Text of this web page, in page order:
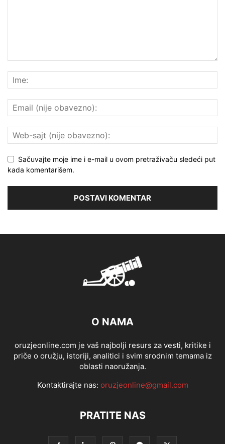
Sačuvajte moje ime i e-mail u ovom pretraživaču sledeći put
kada komentarišem.
O NAMA
oruzjeonline.com je vaš najbolji resurs za vesti, kritike i
priče o oružju, istoriji, analitici i svim srodnim temama iz
oblasti naoružanja.
Kontaktirajte nas: oruzjeonline@gmail.com
PRATITE NAS